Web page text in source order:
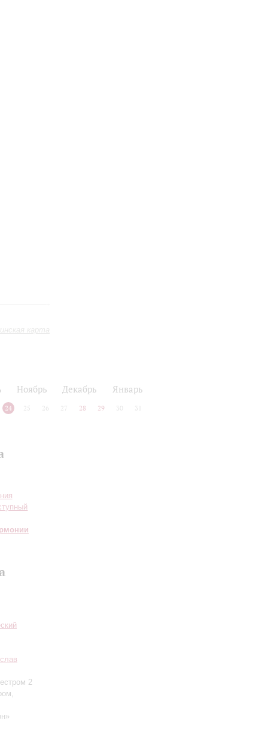
карта
Ноябрь Декабрь Январь
24 25 26 27 28 29 30 31
2